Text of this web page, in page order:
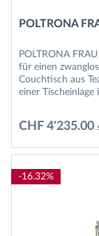
POLTRONA
POLTRONA
für einen
Couchtisch aus
einer Tischeinlage
CHF 4'235.00
-16.32%